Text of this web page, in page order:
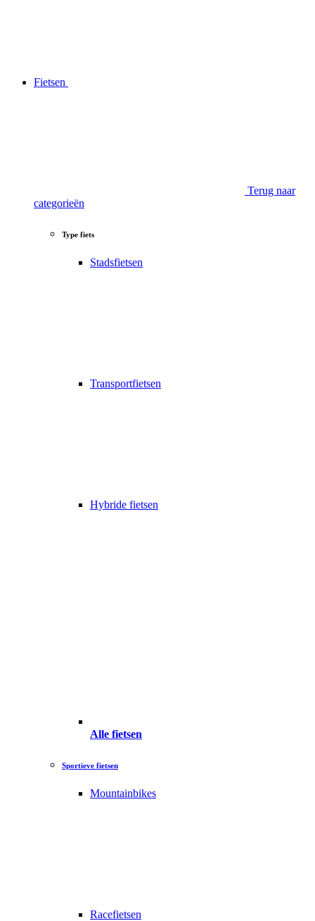
Fietsen
Terug naar
categorieën
Type fiets
Stadsfietsen
Transportfietsen
Hybride fietsen
Alle fietsen
Sportieve fietsen
Mountainbikes
Racefietsen